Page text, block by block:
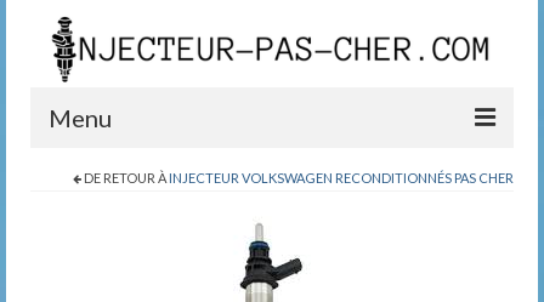
Menu
BlogDE RETOUR À INJECTEUR VOLKSWAGEN RECONDITIONNÉS PAS CHER